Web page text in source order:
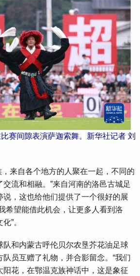
间隙表演萨迦索舞。新华社记者 刘
来自各个地方的人聚在一起，不同的
流和相融。”来自河南的洛邑古城足
说，这也给他们提供了一个很好的展
希望能借此机会，让更多人看到洛
”。
和内蒙古呼伦贝尔农垦芥花油足球
队员互赠了礼物，并合影留念。“我们
阳花，在鄂温克族神话中，这是象征